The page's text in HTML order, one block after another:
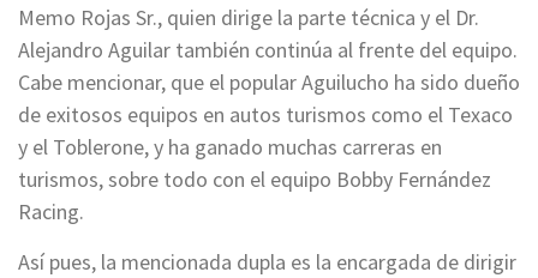
Memo Rojas Sr., quien dirige la parte técnica y el Dr.
Alejandro Aguilar también continúa al frente del equipo.
Cabe mencionar, que el popular Aguilucho ha sido dueño
de exitosos equipos en autos turismos como el Texaco
y el Toblerone, y ha ganado muchas carreras en
turismos, sobre todo con el equipo Bobby Fernández
Racing.
Así pues, la mencionada dupla es la encargada de dirigir